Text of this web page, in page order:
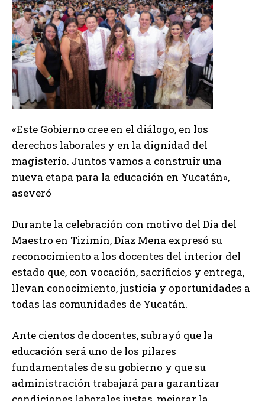
«Este Gobierno cree en el diálogo, en los
derechos laborales y en la dignidad del
magisterio. Juntos vamos a construir una
nueva etapa para la educación en Yucatán»,
aseveró
Durante la celebración con motivo del Día del
Maestro en Tizimín, Díaz Mena expresó su
reconocimiento a los docentes del interior del
estado que, con vocación, sacrificios y entrega,
llevan conocimiento, justicia y oportunidades a
todas las comunidades de Yucatán.
Ante cientos de docentes, subrayó que la
educación será uno de los pilares
fundamentales de su gobierno y que su
administración trabajará para garantizar